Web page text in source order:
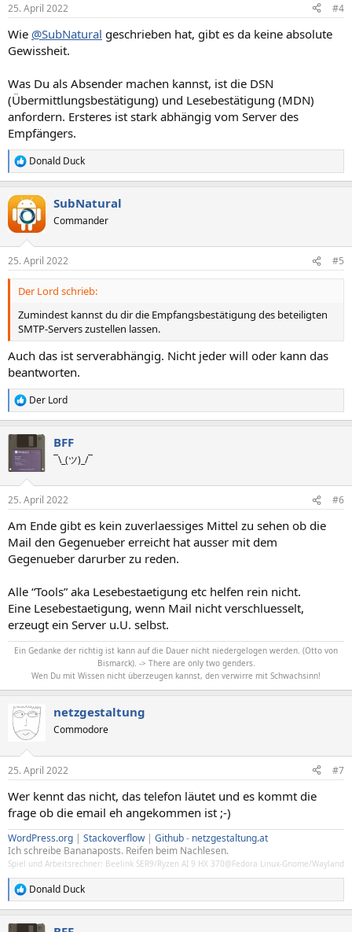
e
:
25. April 2022 #4
Wie @SubNatural geschrieben hat, gibt es da keine absolute
Gewissheit.
Was Du als Absender machen kannst, ist die DSN
(Übermittlungsbestätigung) und Lesebestätigung (MDN)
anfordern. Ersteres ist stark abhängig vom Server des
Empfängers.
R
e
k
i
n
e
n
Donald Duck
SubNatural
Commander
25. April 2022 #5
Der Lord schrieb:
Zumindest kannst du dir die Empfangsbestätigung des beteiligten
SMTP-Servers zustellen lassen.
Auch das ist serverabhängig. Nicht jeder will oder kann das
beantworten.
R
e
t
n
e
:
Der Lord
BFF
¯\_(ツ)_/¯
25. April 2022 #6
Am Ende gibt es kein zuverlaessiges Mittel zu sehen ob die
Mail den Gegenueber erreicht hat ausser mit dem
Gegenueber darurber zu reden.
Alle “Tools” aka Lesebestaetigung etc helfen rein nicht.
Eine Lesebestaetigung, wenn Mail nicht verschluesselt,
erzeugt ein Server u.U. selbst.
Ein Gedanke der richtig ist kann auf die Dauer nicht niedergelogen werden. (Otto von
Bismarck). -> There are only two genders.
Wen Du mit Wissen nicht überzeugen kannst, den verwirre mit Schwachsinn!
netzgestaltung
Commodore
25. April 2022 #7
Wer kennt das nicht, das telefon läutet und es kommt die
frage ob die email eh angekommen ist ;-)
WordPress.org | Stackoverflow| Github- netzgestaltung.at
Ich schreibe Bananaposts. Reifen beim Nachlesen.
Spiel und Arbeitsrechner: Beelink SER9/Ryzen AI 9 HX 370@Fedora Linux-Gnome/Wayland
R
e
Donald Duck